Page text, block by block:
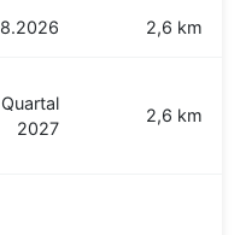
2,6 km
2027
2,6 km